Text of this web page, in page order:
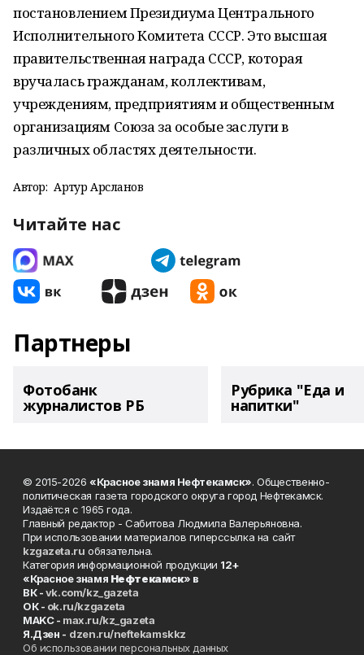
постановлением Президиума Центрального
Исполнительного Комитета СССР. Это высшая
правительственная награда СССР, которая
вручалась гражданам, коллективам,
учреждениям, предприятиям и общественным
организациям Союза за особые заслуги в
различных областях деятельности.
Автор: Артур Арсланов
Читайте нас
Партнеры
Фотобанк
журналистов РБ
Рубрика "Еда и
напитки"
© 2015-2026 «Красное знамя Нефтекамск». Общественно-
политическая газета городского округа город Нефтекамск.
Издаётся с 1965 года.
Главный редактор - Сабитова Людмила Валерьяновна.
При использовании материалов гиперссылка на сайт
kzgazeta.ru обязательна.
Категория информационной продукции 12+
«Красное знамя Нефтекамск» в
ВК -vk.com/kz_gazeta
ОК - ok.ru/kzgazeta
MAKC - max.ru/kz_gazeta
Я.Дзен - dzen.ru/neftekamskkz
Об использовании персональных данных